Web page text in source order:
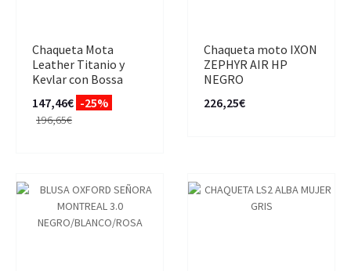
Chaqueta Mota
Leather Titanio y
Kevlar con Bossa
147,46€ -25%
196,65€
Chaqueta moto IXON
ZEPHYR AIR HP
NEGRO
226,25€